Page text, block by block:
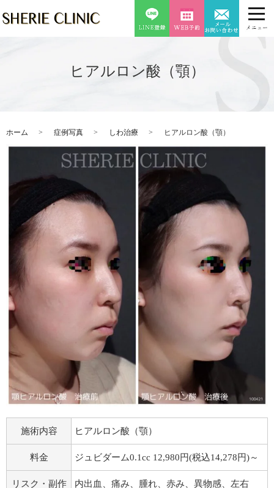
ヒアルロン酸（顎）
ホーム 症例写真 しわ治療 ヒアルロン酸（顎）
施術内容 ヒアルロン酸（顎）
料金 ジュビダーム0.1cc 12,980円(税込14,278円)～
リスク・副作
内出血、痛み、腫れ、赤み、異物感、左右